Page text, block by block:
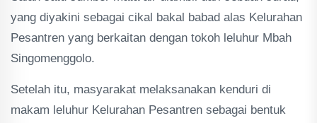
yang diyakini sebagai cikal bakal babad alas Kelurahan
Pesantren yang berkaitan dengan tokoh leluhur Mbah
Singomenggolo.
Setelah itu, masyarakat melaksanakan kenduri di
makam leluhur Kelurahan Pesantren sebagai bentuk